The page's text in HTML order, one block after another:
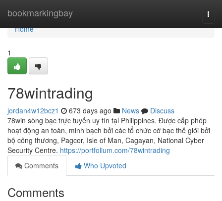
bookmarkingbay
Home
Home
1
78wintrading
jordan4w12bcz1 673 days ago News
Discuss
78win sòng bạc trực tuyến uy tín tại Philippines. Được cấp phép
hoạt động an toàn, minh bạch bởi các tổ chức cờ bạc thế giới bởi
bộ công thương, Pagcor, Isle of Man, Cagayan, National Cyber
Security Centre. https://portfolium.com/78wintrading
Comments
Who Upvoted
Comments